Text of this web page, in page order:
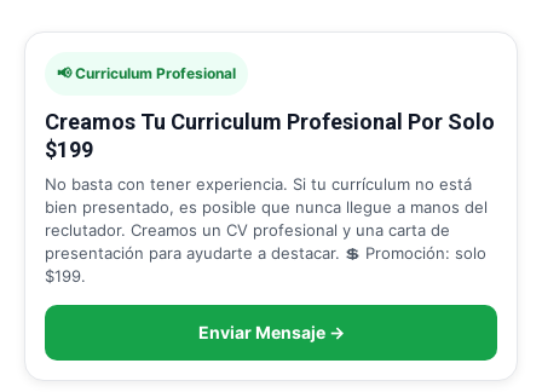
📢 Curriculum Profesional
Creamos Tu Curriculum Profesional Por Solo
$199
No basta con tener experiencia. Si tu currículum no está
bien presentado, es posible que nunca llegue a manos del
reclutador. Creamos un CV profesional y una carta de
presentación para ayudarte a destacar. 💲 Promoción: solo
$199.
Enviar Mensaje →